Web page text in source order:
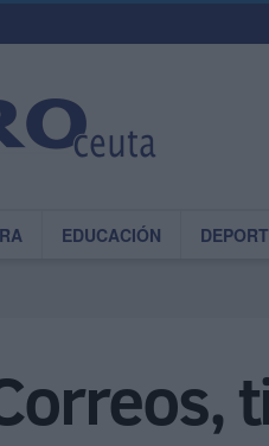
EDUCACIÓN